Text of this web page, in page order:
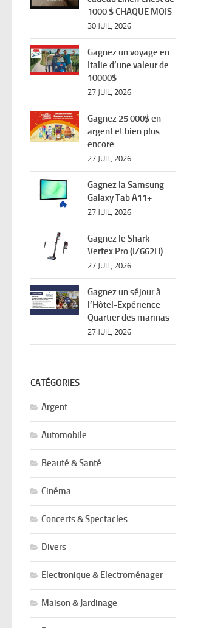
1000 $ CHAQUE MOIS
30 JUIL, 2026
Gagnez un voyage en
Italie d’une valeur de
10000$
27 JUIL, 2026
Gagnez 25 000$ en
argent et bien plus
encore
27 JUIL, 2026
Gagnez la Samsung
Galaxy Tab A11+
27 JUIL, 2026
Gagnez le Shark
Vertex Pro (IZ662H)
27 JUIL, 2026
Gagnez un séjour à
l’Hôtel-Expérience
Quartier des marinas
27 JUIL, 2026
CATÉGORIES
Argent
Automobile
Beauté & Santé
Cinéma
Concerts & Spectacles
Divers
Electronique & Electroménager
Maison & Jardinage